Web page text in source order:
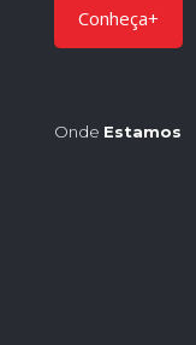
Conheça+
Onde Estamos